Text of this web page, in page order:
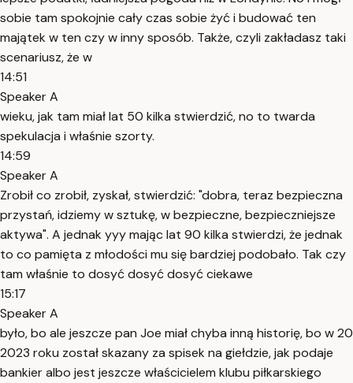
sobie tam spokojnie cały czas sobie żyć i budować ten
majątek w ten czy w inny sposób. Także, czyli zakładasz taki
scenariusz, że w
14:51
Speaker A
wieku, jak tam miał lat 50 kilka stwierdzić, no to twarda
spekulacja i właśnie szorty.
14:59
Speaker A
Zrobił co zrobił, zyskał, stwierdzić: "dobra, teraz bezpieczna
przystań, idziemy w sztukę, w bezpieczne, bezpieczniejsze
aktywa". A jednak yyy mając lat 90 kilka stwierdzi, że jednak
to co pamięta z młodości mu się bardziej podobało. Tak czy
tam właśnie to dosyć dosyć dosyć ciekawe
15:17
Speaker A
było, bo ale jeszcze pan Joe miał chyba inną historię, bo w 20
2023 roku został skazany za spisek na giełdzie, jak podaje
bankier albo jest jeszcze właścicielem klubu piłkarskiego